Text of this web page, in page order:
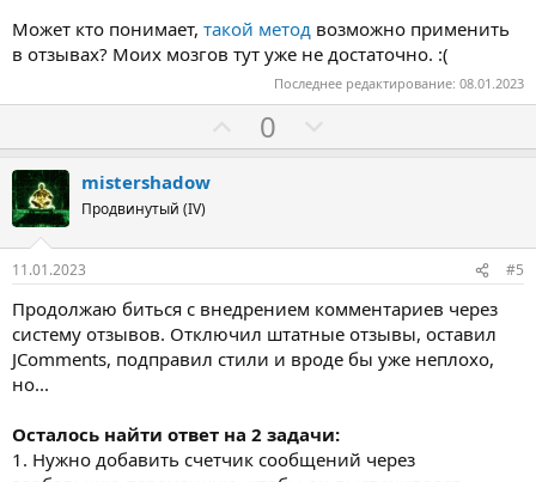
Может кто понимает, такой метод возможно применить
в отзывах? Моих мозгов тут уже не достаточно. :(
Последнее редактирование: 08.01.2023
а
0
р
и
mistershadow
Продвинутый (IV)
11.01.2023 #5
Продолжаю биться с внедрением комментариев через
систему отзывов. Отключил штатные отзывы, оставил
JComments, подправил стили и вроде бы уже неплохо,
но...
Осталось найти ответ на 2 задачи:
1. Нужно добавить счетчик сообщений через